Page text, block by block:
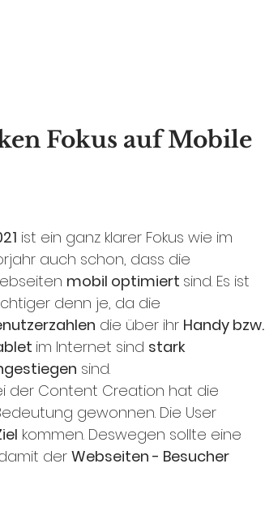
Fokus auf Mobile
ist ein ganz klarer Fokus wie im
auch schon, dass die
mobil optimiert sind. Es ist
denn je, da die
die über ihr Handy bzw.
im Internet sind stark
sind.
der Content Creation hat die
gewonnen. Die User
kommen. Deswegen sollte eine
der Webseiten - Besucher